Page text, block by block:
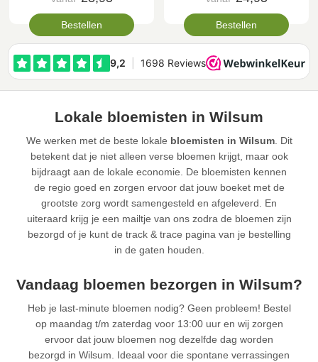
Bestellen Bestellen
Lokale bloemisten in Wilsum
We werken met de beste lokale bloemisten in Wilsum. Dit
betekent dat je niet alleen verse bloemen krijgt, maar ook
bijdraagt aan de lokale economie. De bloemisten kennen
de regio goed en zorgen ervoor dat jouw boeket met de
grootste zorg wordt samengesteld en afgeleverd. En
uiteraard krijg je een mailtje van ons zodra de bloemen zijn
bezorgd of je kunt de track & trace pagina van je bestelling
in de gaten houden.
Vandaag bloemen bezorgen in Wilsum?
Heb je last-minute bloemen nodig? Geen probleem! Bestel
op maandag t/m zaterdag voor 13:00 uur en wij zorgen
ervoor dat jouw bloemen nog dezelfde dag worden
bezorgd in Wilsum. Ideaal voor die spontane verrassingen